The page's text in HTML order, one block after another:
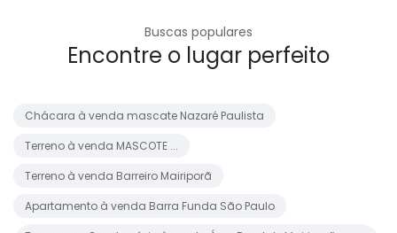
Buscas populares
Encontre o lugar perfeito
Chácara à venda mascate Nazaré Paulista
Terreno à venda MASCOTE ...
Terreno à venda Barreiro Mairiporã
Apartamento à venda Barra Funda São Paulo